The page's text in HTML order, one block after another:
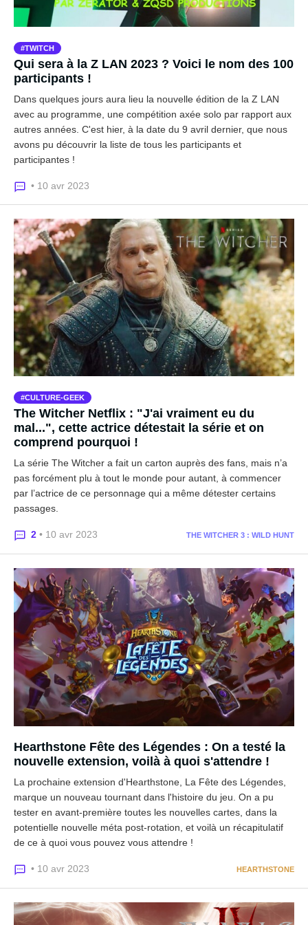
TWITCH
Qui sera à la Z LAN 2023 ? Voici le nom des 100
participants !
Dans quelques jours aura lieu la nouvelle édition de la Z LAN
avec au programme, une compétition axée solo par rapport aux
autres années. C'est hier, à la date du 9 avril dernier, que nous
avons pu découvrir la liste de tous les participants et
participantes !
• 10 avr 2023
CULTURE-GEEK
The Witcher Netflix : "J'ai vraiment eu du
mal...", cette actrice détestait la série et on
comprend pourquoi !
La série The Witcher a fait un carton auprès des fans, mais n’a
pas forcément plu à tout le monde pour autant, à commencer
par l’actrice de ce personnage qui a même détester certains
passages.
2 • 10 avr 2023 THE WITCHER 3 : WILD HUNT
Hearthstone Fête des Légendes : On a testé la
nouvelle extension, voilà à quoi s'attendre !
La prochaine extension d'Hearthstone, La Fête des Légendes,
marque un nouveau tournant dans l'histoire du jeu. On a pu
tester en avant-première toutes les nouvelles cartes, dans la
potentielle nouvelle méta post-rotation, et voilà un récapitulatif
de ce à quoi vous pouvez vous attendre !
• 10 avr 2023 HEARTHSTONE